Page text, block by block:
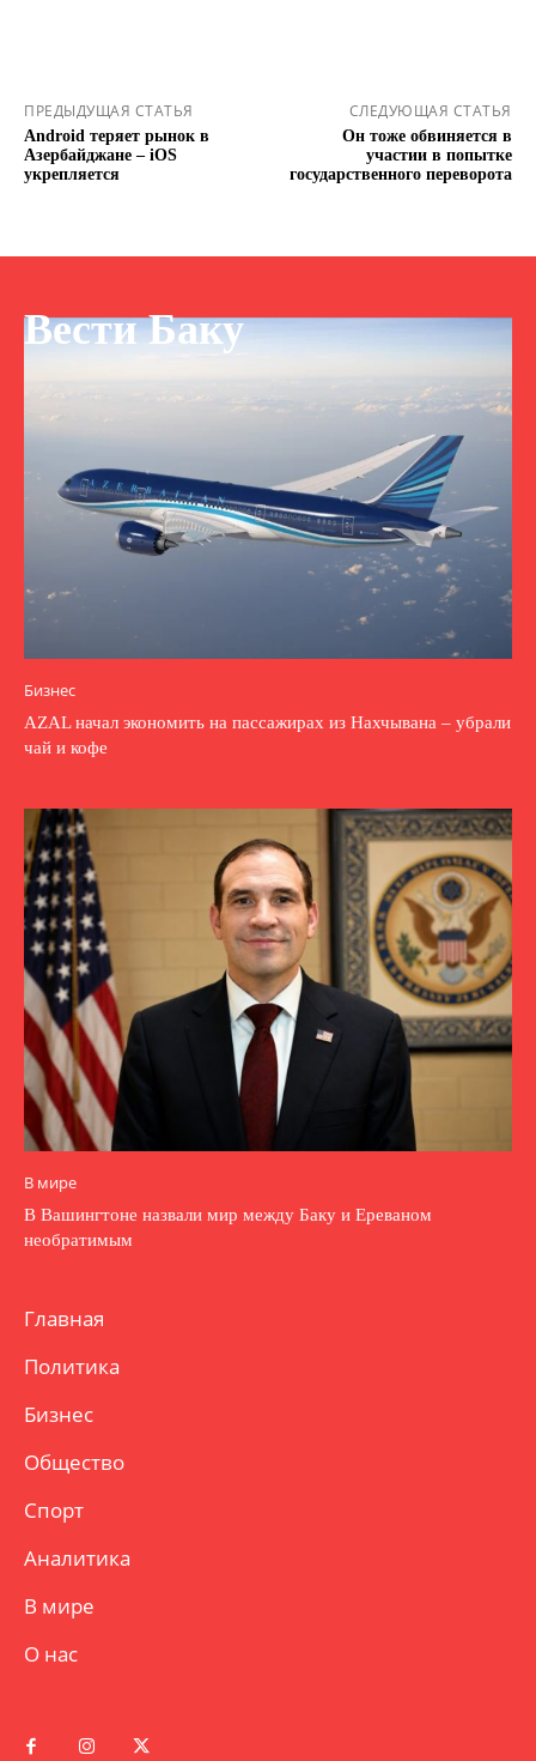
ПРЕДЫДУЩАЯ СТАТЬЯ
Android теряет рынок в
Азербайджане – iOS
укрепляется
СЛЕДУЮЩАЯ СТАТЬЯ
Он тоже обвиняется в
участии в попытке
государственного переворота
Вести Баку
Бизнес
AZAL начал экономить на пассажирах из Нахчывана – убрали
чай и кофе
В мире
В Вашингтоне назвали мир между Баку и Ереваном
необратимым
Главная
Политика
Бизнес
Общество
Спорт
Аналитика
В мире
О нас